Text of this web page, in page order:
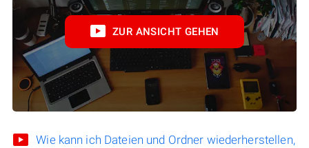
ZUR ANSICHT GEHEN
Wie kann ich Dateien und Ordner wiederherstellen,